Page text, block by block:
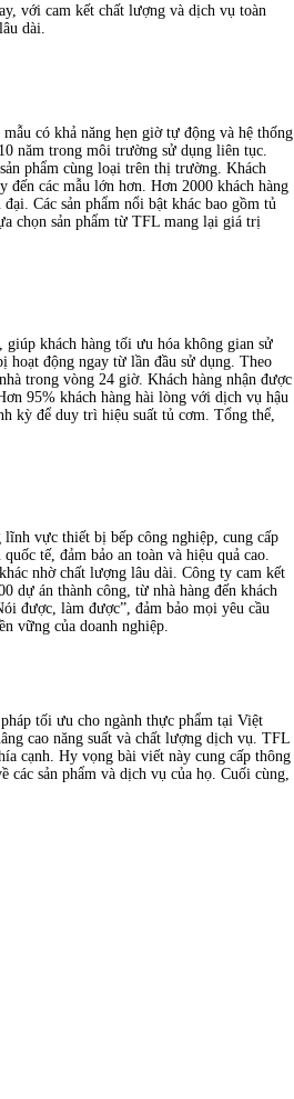
với cam kết chất lượng và dịch vụ toàn
dài.
có khả năng hẹn giờ tự động và hệ thống
năm trong môi trường sử dụng liên tục.
phẩm cùng loại trên thị trường. Khách
các mẫu lớn hơn. Hơn 2000 khách hàng
Các sản phẩm nổi bật khác bao gồm tủ
chọn sản phẩm từ TFL mang lại giá trị
khách hàng tối ưu hóa không gian sử
động ngay từ lần đầu sử dụng. Theo
trong vòng 24 giờ. Khách hàng nhận được
95% khách hàng hài lòng với dịch vụ hậu
kỳ để duy trì hiệu suất tủ cơm. Tổng thể,
vực thiết bị bếp công nghiệp, cung cấp
tế, đảm bảo an toàn và hiệu quả cao.
nhờ chất lượng lâu dài. Công ty cam kết
dự án thành công, từ nhà hàng đến khách
được, làm được”, đảm bảo mọi yêu cầu
vững của doanh nghiệp.
tối ưu cho ngành thực phẩm tại Việt
cao năng suất và chất lượng dịch vụ. TFL
cạnh. Hy vọng bài viết này cung cấp thông
sản phẩm và dịch vụ của họ. Cuối cùng,